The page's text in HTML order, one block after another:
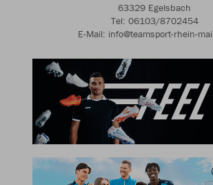
63329 Egelsbach
Tel: 06103/8702454
E-Mail: info@teamsport-rhein-